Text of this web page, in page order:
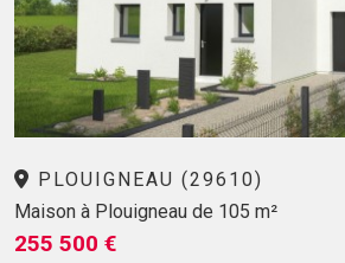
PLOUIGNEAU (29610)
Maison à Plouigneau de 105 m²
255 500 €